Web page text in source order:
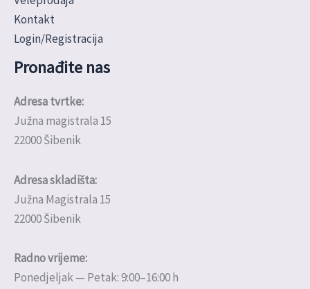
Kontakt
Login/Registracija
Pronađite nas
Adresa tvrtke:
Južna magistrala 15
22000 Šibenik
Adresa skladišta:
Južna Magistrala 15
22000 Šibenik
Radno vrijeme:
Ponedjeljak — Petak: 9:00–16:00 h